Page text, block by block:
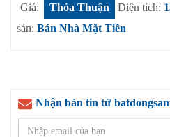
Giá: Thỏa Thuận Diện tích:
sản: Bán Nhà Mặt Tiền
Nhận bản tin từ